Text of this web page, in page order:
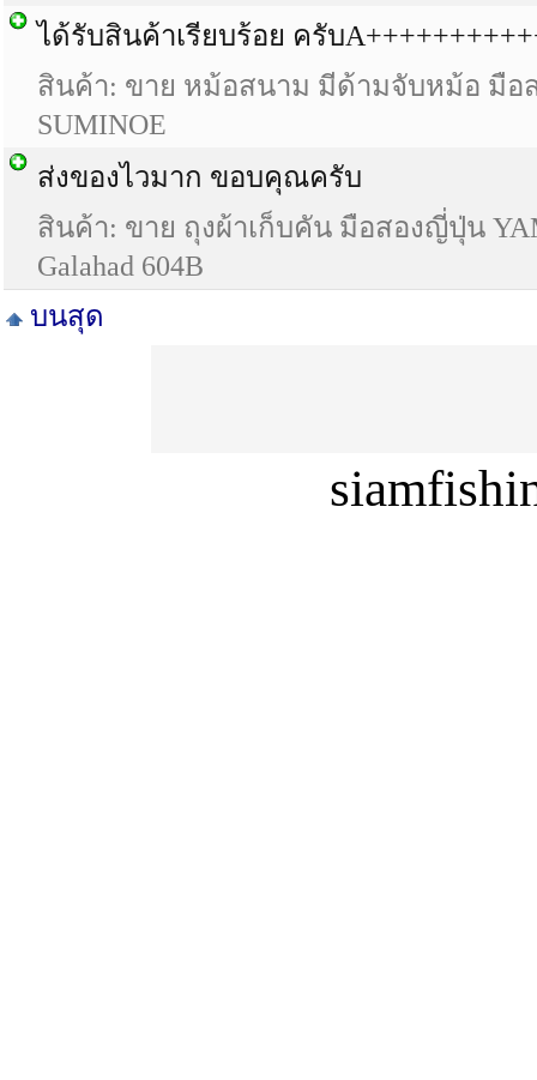
ได้รับสินค้าเรียบร้อย ครับ
สินค้า: ขาย หม้อสนาม มีด้ามจับหม้อ มือ
SUMINOE
ส่งของไวมาก ขอบคุณครับ
สินค้า: ขาย ถุงผ้าเก็บคัน มือสองญี่ปุ่น
Galahad 604B
บนสุด